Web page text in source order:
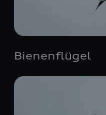
Bienenflügel